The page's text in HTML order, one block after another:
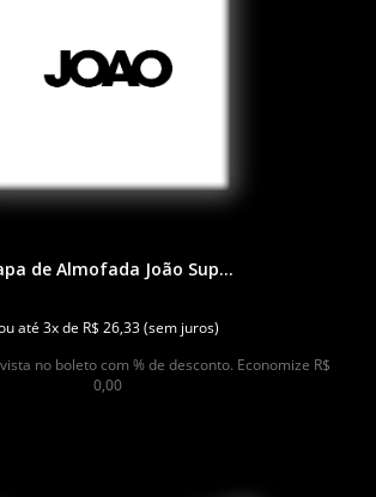
de Almofada João Sup...
até 3x de R$ 26,33 (sem juros)
no boleto com % de desconto. Economize R$
0,00